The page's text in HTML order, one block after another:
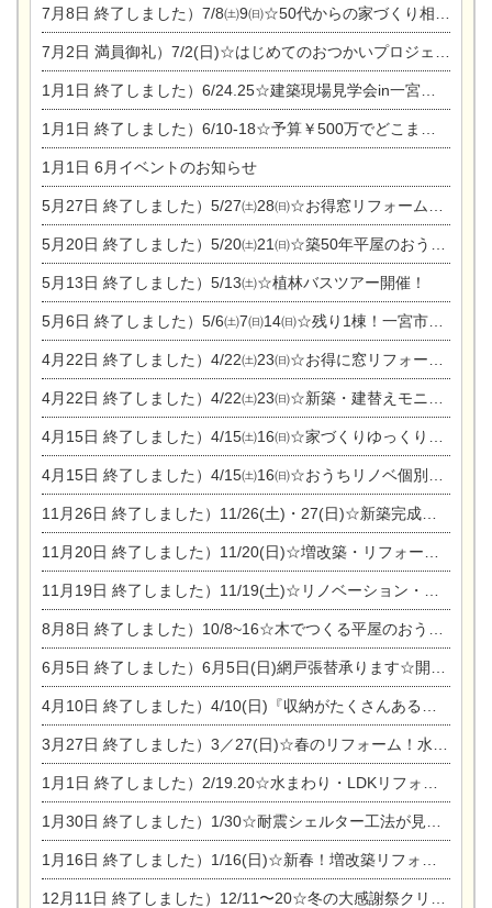
7月8日 終了しました）7/8㈯9㈰☆50代からの家づくり相談会
7月2日 満員御礼）7/2(日)☆はじめてのおつかいプロジェクト
1月1日 終了しました）6/24.25☆建築現場見学会in一宮市木曽川町
1月1日 終了しました）6/10-18☆予算￥500万でどこまでできるの？リフォーム相談会
1月1日 6月イベントのお知らせ
5月27日 終了しました）5/27㈯28㈰☆お得窓リフォーム個別相談会
5月20日 終了しました）5/20㈯21㈰☆築50年平屋のおうちリノベーション完成見学会
5月13日 終了しました）5/13㈯☆植林バスツアー開催！
5月6日 終了しました）5/6㈯7㈰14㈰☆残り1棟！一宮市限定モニター募集相談会(新築・建替え)
4月22日 終了しました）4/22㈯23㈰☆お得に窓リフォーム個別相談会
4月22日 終了しました）4/22㈯23㈰☆新築・建替えモニター募集個別相談会
4月15日 終了しました）4/15㈯16㈰☆家づくりゆっくりじっくり個別相談会
4月15日 終了しました）4/15㈯16㈰☆おうちリノベ個別相談会
11月26日 終了しました）11/26(土)・27(日)☆新築完成見学会 in一宮市あずら
11月20日 終了しました）11/20(日)☆増改築・リフォームまつり＆秋の味覚まつり＆芸術祭
11月19日 終了しました）11/19(土)☆リノベーション・家の修理まつり＆増改築・リフォームまつりin扶桑ゴルフ
8月8日 終了しました）10/8~16☆木でつくる平屋のおうちのつくり方【完全予約制】
6月5日 終了しました）6月5日(日)網戸張替承ります☆開催！
4月10日 終了しました）4/10(日)『収納がたくさんあるおうち現場見学会』
3月27日 終了しました）3／27(日)☆春のリフォーム！水まわりLDKリフォーム相談会&今がチャンス！エアコン相談会
1月1日 終了しました）2/19.20☆水まわり・LDKリフォーム相談会＆エアコン相談会
1月30日 終了しました）1/30☆耐震シェルター工法が見れる完成見学会
1月16日 終了しました）1/16(日)☆新春！増改築リフォーム&家の修理まつり
12月11日 終了しました）12/11〜20☆冬の大感謝祭クリスマス相談会開催